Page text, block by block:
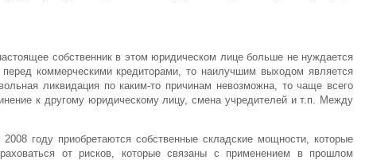
собственник в этом юридическом лице больше не нуждается
коммерческими кредиторами, то наилучшим выходом является
ликвидация по каким-то причинам невозможна, то чаще всего
к другому юридическому лицу, смена учредителей и т.п. Между
году приобретаются собственные складские мощности, которые
от рисков, которые связаны с применением в прошлом